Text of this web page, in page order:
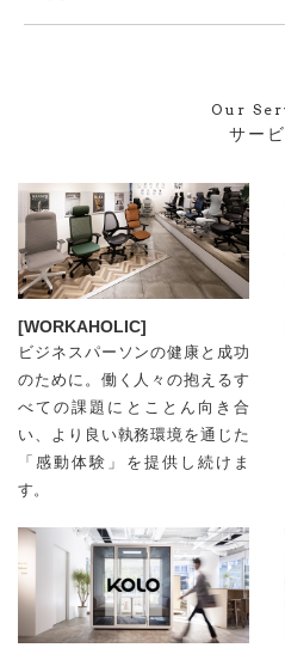
Our
サー
[WORKAHOLIC]
ビジネスパーソンの健康と成功
のために。働く人々の抱えるす
べての課題にとことん向き合
い、より良い執務環境を通じた
「感動体験」を提供し続けま
す。